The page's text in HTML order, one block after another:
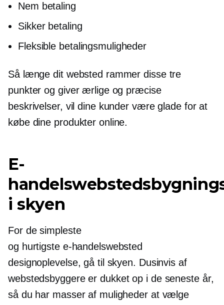
Nem betaling
Sikker betaling
Fleksible betalingsmuligheder
Så længe dit websted rammer disse tre
punkter og giver ærlige og præcise
beskrivelser, vil dine kunder være glade for at
købe dine produkter online.
E-
i skyen
For de simpleste
og hurtigste e-handelswebsted
designoplevelse, gå til skyen. Dusinvis af
webstedsbyggere er dukket op i de seneste år,
så du har masser af muligheder at vælge